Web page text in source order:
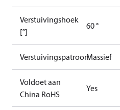
Verstuivingshoek
[°]
60 °
VerstuivingspatroonMassief
Voldoet aan
China RoHS
Yes